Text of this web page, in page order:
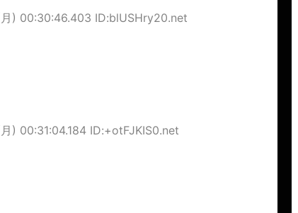
) 00:30:46.403 ID:blUSHry20.net
) 00:31:04.184 ID:+otFJKIS0.net